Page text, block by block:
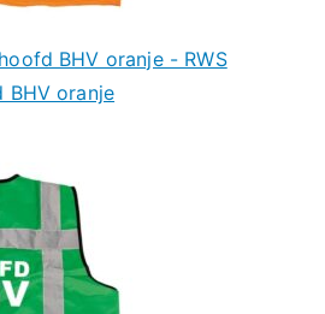
BHV oranje - RWS
BHV oranje